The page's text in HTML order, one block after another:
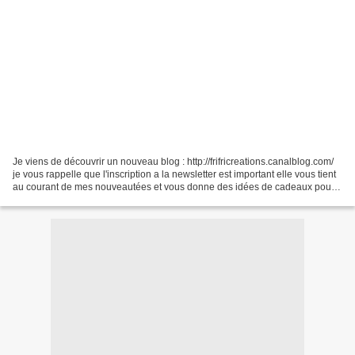
Je viens de découvrir un nouveau blog : http://frifricreations.canalblog.com/
je vous rappelle que l'inscription a la newsletter est important elle vous tient
au courant de mes nouveautées et vous donne des idées de cadeaux pour